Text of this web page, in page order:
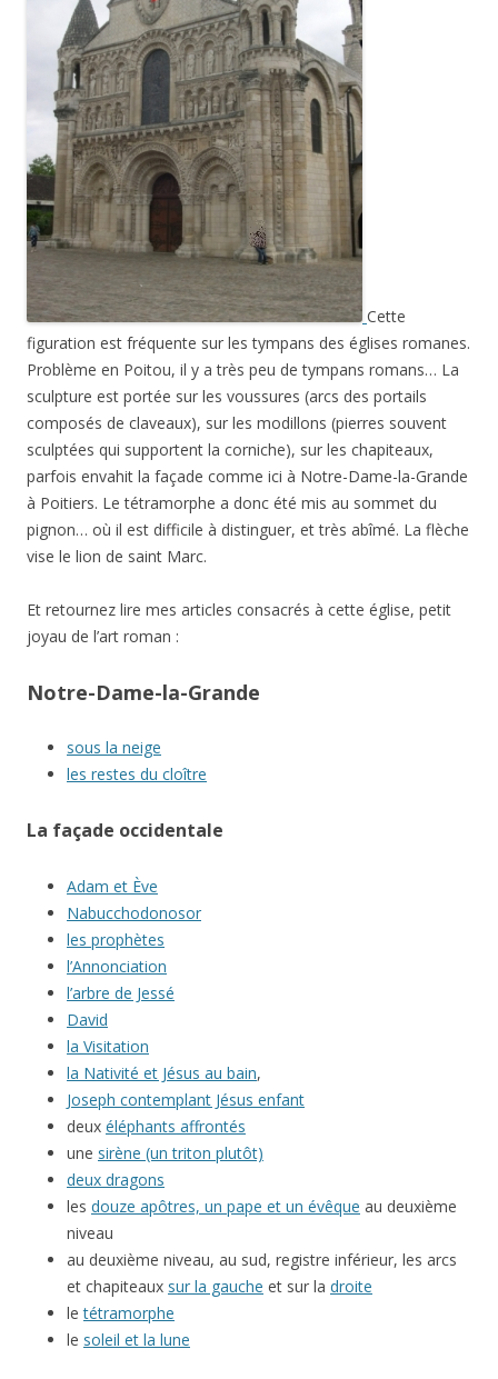
Cette
figuration est fréquente sur les tympans des églises romanes.
Problème en Poitou, il y a très peu de tympans romans… La
sculpture est portée sur les voussures (arcs des portails
composés de claveaux), sur les modillons (pierres souvent
sculptées qui supportent la corniche), sur les chapiteaux,
parfois envahit la façade comme ici à Notre-Dame-la-Grande
à Poitiers. Le tétramorphe a donc été mis au sommet du
pignon… où il est difficile à distinguer, et très abîmé. La flèche
vise le lion de saint Marc.
Et retournez lire mes articles consacrés à cette église, petit
joyau de l’art roman :
Notre-Dame-la-Grande
sous la neige
les restes du cloître
La façade occidentale
Adam et Ève
Nabucchodonosor
les prophètes
l’Annonciation
l’arbre de Jessé
David
la Visitation
la Nativité et Jésus au bain,
Joseph contemplant Jésus enfant
deux éléphants affrontés
une sirène (un triton plutôt)
deux dragons
les douze apôtres, un pape et un évêque au deuxième
niveau
au deuxième niveau, au sud, registre inférieur, les arcs
et chapiteaux sur la gauche et sur la droite
letétramorphe
le soleil et la lune